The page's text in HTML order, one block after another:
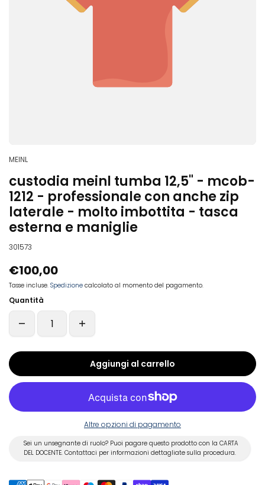
MEINL
custodia meinl tumba 12,5" - mcob-
1212 - professionale con anche zip
laterale - molto imbottita - tasca
esterna e maniglie
301573
€100,00
Tasse incluse. Spedizione calcolato al momento del pagamento.
Quantità
Aggiungi al carrello
Altre opzioni di pagamento
Sei un unsegnante di ruolo? Puoi pagare questo prodotto con la CARTA
DEL DOCENTE. Contattaci per informazioni dettagliate sulla procedura.